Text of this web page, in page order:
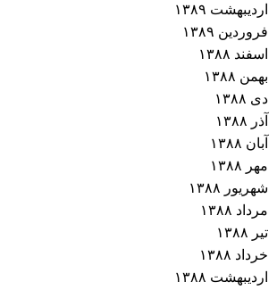
اردیبهشت ۱۳۸۹
فروردین ۱۳۸۹
اسفند ۱۳۸۸
بهمن ۱۳۸۸
دی ۱۳۸۸
آذر ۱۳۸۸
آبان ۱۳۸۸
مهر ۱۳۸۸
شهریور ۱۳۸۸
مرداد ۱۳۸۸
تیر ۱۳۸۸
خرداد ۱۳۸۸
اردیبهشت ۱۳۸۸